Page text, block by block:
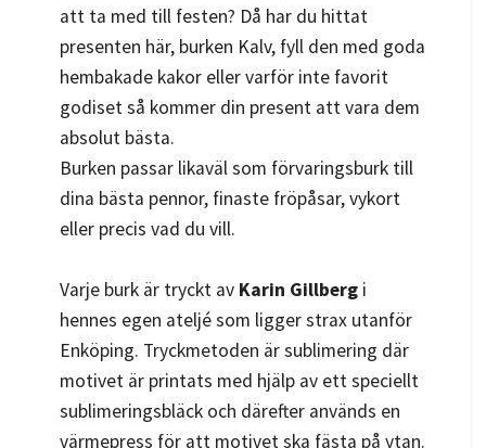
att ta med till festen? Då har du hittat
presenten här, burken Kalv, fyll den med goda
hembakade kakor eller varför inte favorit
godiset så kommer din present att vara dem
absolut bästa.
Burken passar likaväl som förvaringsburk till
dina bästa pennor, finaste fröpåsar, vykort
eller precis vad du vill.
Varje burk är tryckt av Karin Gillberg i
hennes egen ateljé som ligger strax utanför
Enköping. Tryckmetoden är sublimering där
motivet är printats med hjälp av ett speciellt
sublimeringsbläck och därefter används en
värmepress för att motivet ska fästa på ytan.